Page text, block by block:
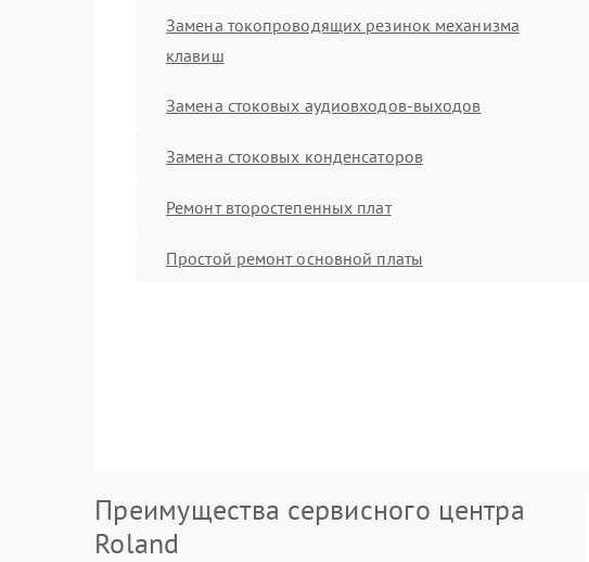
Замена токопроводящих резинок механизма
клавиш
Замена стоковых аудиовходов-выходов
Замена стоковых конденсаторов
Ремонт второстепенных плат
Простой ремонт основной платы
Преимущества сервисного центра
Roland